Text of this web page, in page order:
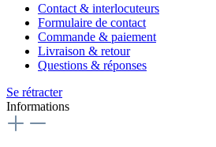
Contact & interlocuteurs
Formulaire de contact
Commande & paiement
Livraison & retour
Questions & réponses
Se rétracter
Informations